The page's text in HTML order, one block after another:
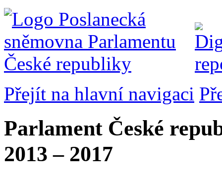
Přejít na hlavní navigaci
Parlament České
2013 – 2017